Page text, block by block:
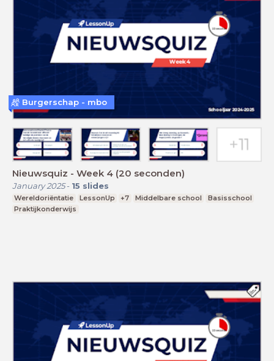
Nieuwsquiz - Week 4 (20 seconden)
January 2025- 15 slides
Wereldoriëntatie LessonUp +7 Middelbare school
Basisschool
Praktijkonderwijs
Burgerschap - mbo